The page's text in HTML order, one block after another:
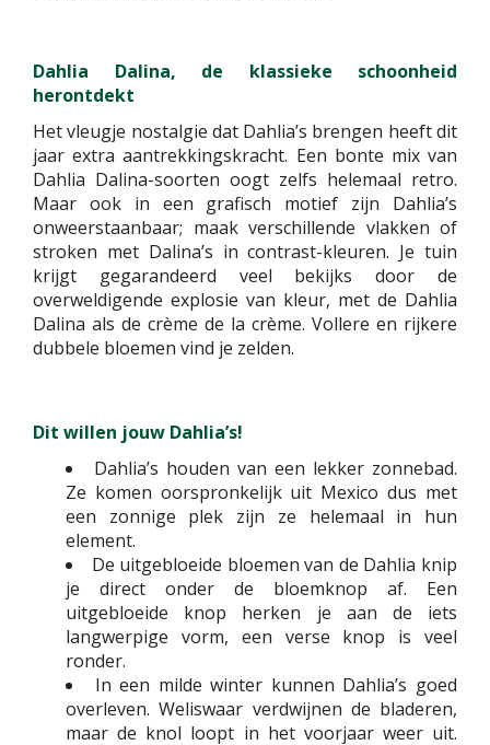
Dahlia Dalina, de klassieke schoonheid
herontdekt
Het vleugje nostalgie dat Dahlia’s brengen heeft dit
jaar extra aantrekkingskracht. Een bonte mix van
Dahlia Dalina-soorten oogt zelfs helemaal retro.
Maar ook in een grafisch motief zijn Dahlia’s
onweerstaanbaar; maak verschillende vlakken of
stroken met Dalina’s in contrast-kleuren. Je tuin
krijgt gegarandeerd veel bekijks door de
overweldigende explosie van kleur, met de Dahlia
Dalina als de crème de la crème. Vollere en rijkere
dubbele bloemen vind je zelden.
Dit willen jouw Dahlia’s!
Dahlia’s houden van een lekker zonnebad.
Ze komen oorspronkelijk uit Mexico dus met
een zonnige plek zijn ze helemaal in hun
element.
De uitgebloeide bloemen van de Dahlia knip
je direct onder de bloemknop af. Een
uitgebloeide knop herken je aan de iets
langwerpige vorm, een verse knop is veel
ronder.
In een milde winter kunnen Dahlia’s goed
overleven. Weliswaar verdwijnen de bladeren,
maar de knol loopt in het voorjaar weer uit.